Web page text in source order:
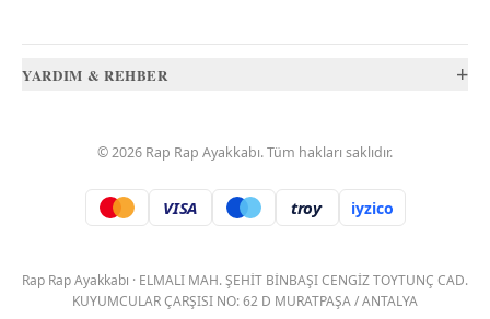
YARDIM & REHBER +
©2026 Rap Rap Ayakkabı. Tüm hakları saklıdır.
VISA troy. iyzico
Rap Rap Ayakkabı · ELMALI MAH. ŞEHİT BİNBAŞI CENGİZ TOYTUNÇ CAD.
KUYUMCULAR ÇARŞISI NO: 62 D MURATPAŞA / ANTALYA